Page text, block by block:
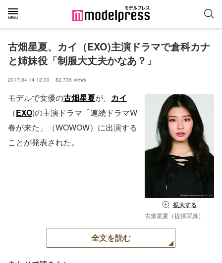
古畑星夏、カイ（EXO)主演ドラマで倉科カナ
と姉妹役「制服大丈夫かなあ？」
2017.04.14 12:00 82,736 views
拡大する
古畑星夏（提供写真）
モデルで女優の古畑星夏が、 カイ
（EXO)の主演ドラマ「連続ドラマW
春が来た」（WOWOW）に出演する
ことが発表された。
全文を読む